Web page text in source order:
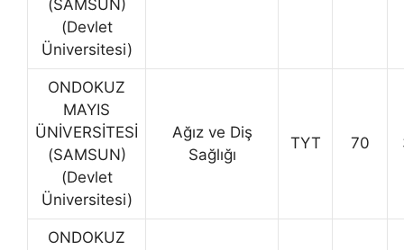
(SAMSUN)
(Devlet
Üniversitesi)
ONDOKUZ
MAYIS
ÜNİVERSİTESİ
(SAMSUN)
(Devlet
Üniversitesi)
Ağız ve Diş
Sağlığı
TYT 70
ONDOKUZ